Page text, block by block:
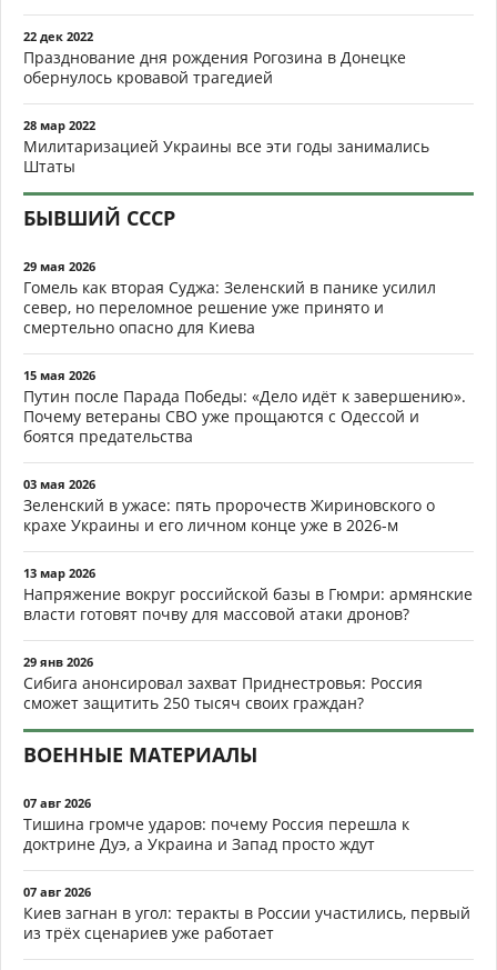
22 дек 2022
Празднование дня рождения Рогозина в Донецке
обернулось кровавой трагедией
28 мар 2022
Милитаризацией Украины все эти годы занимались
Штаты
БЫВШИЙ СССР
29 мая 2026
Гомель как вторая Суджа: Зеленский в панике усилил
север, но переломное решение уже принято и
смертельно опасно для Киева
15 мая 2026
Путин после Парада Победы: «Дело идёт к завершению».
Почему ветераны СВО уже прощаются с Одессой и
боятся предательства
03 мая 2026
Зеленский в ужасе: пять пророчеств Жириновского о
крахе Украины и его личном конце уже в 2026-м
13 мар 2026
Напряжение вокруг российской базы в Гюмри: армянские
власти готовят почву для массовой атаки дронов?
29 янв 2026
Сибига анонсировал захват Приднестровья: Россия
сможет защитить 250 тысяч своих граждан?
ВОЕННЫЕ МАТЕРИАЛЫ
07 авг 2026
Тишина громче ударов: почему Россия перешла к
доктрине Дуэ, а Украина и Запад просто ждут
07 авг 2026
Киев загнан в угол: теракты в России участились, первый
из трёх сценариев уже работает